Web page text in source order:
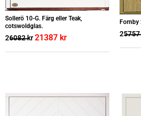
Sollerö 10-G. Färg eller Teak,
cotswoldglas.
26082kr21387 kr
Fornby
25757